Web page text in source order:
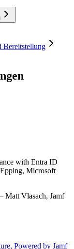
Bereitstellung
with Entra ID
Microsoft
Matt Vlasach, Jamf
Powered by Jamf